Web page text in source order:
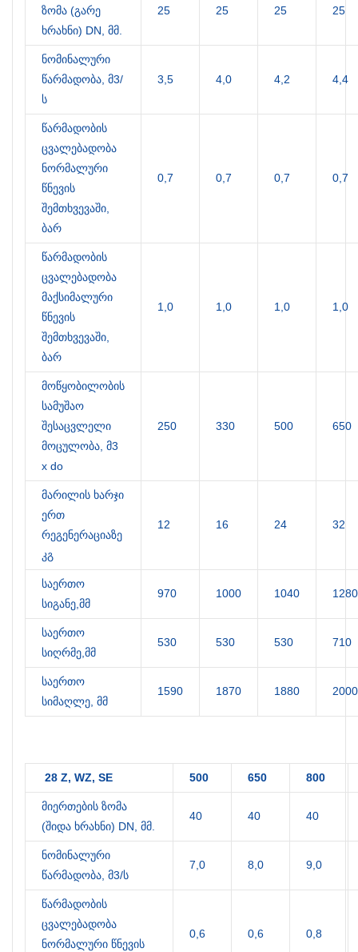
ზომა (გარე
ხრახნი) DN, მმ.
25 25 25 25
ნომინალური
წარმადობა, მ3/
ს
3,5 4,0 4,2 4,4
წარმადობის
ცვალებადობა
ნორმალური
წნევის
შემთხვევაში,
ბარ
0,7 0,7 0,7 0,7
წარმადობის
ცვალებადობა
მაქსიმალური
წნევის
შემთხვევაში,
ბარ
1,0 1,0 1,0 1,0
მოწყობილობის
სამუშაო
შესაცვლელი
მოცულობა, მ3
х do
250 330 500 650
მარილის ხარჯი
ერთ
რეგენერაციაზე
კგ
12 16 24 32
საერთო
სიგანე,მმ
970 1000 1040 1280
საერთო
სიღრმე,მმ
530 530 530 710
საერთო
სიმაღლე, მმ
1590 1870 1880 2000
28 Z, WZ, SE 500 650 800
მიერთების ზომა
(შიდა ხრახნი) DN, მმ.
40 40 40
ნომინალური
წარმადობა, მ3/ს
7,0 8,0 9,0
წარმადობის
ცვალებადობა
ნორმალური წნევის
0,6 0,6 0,8